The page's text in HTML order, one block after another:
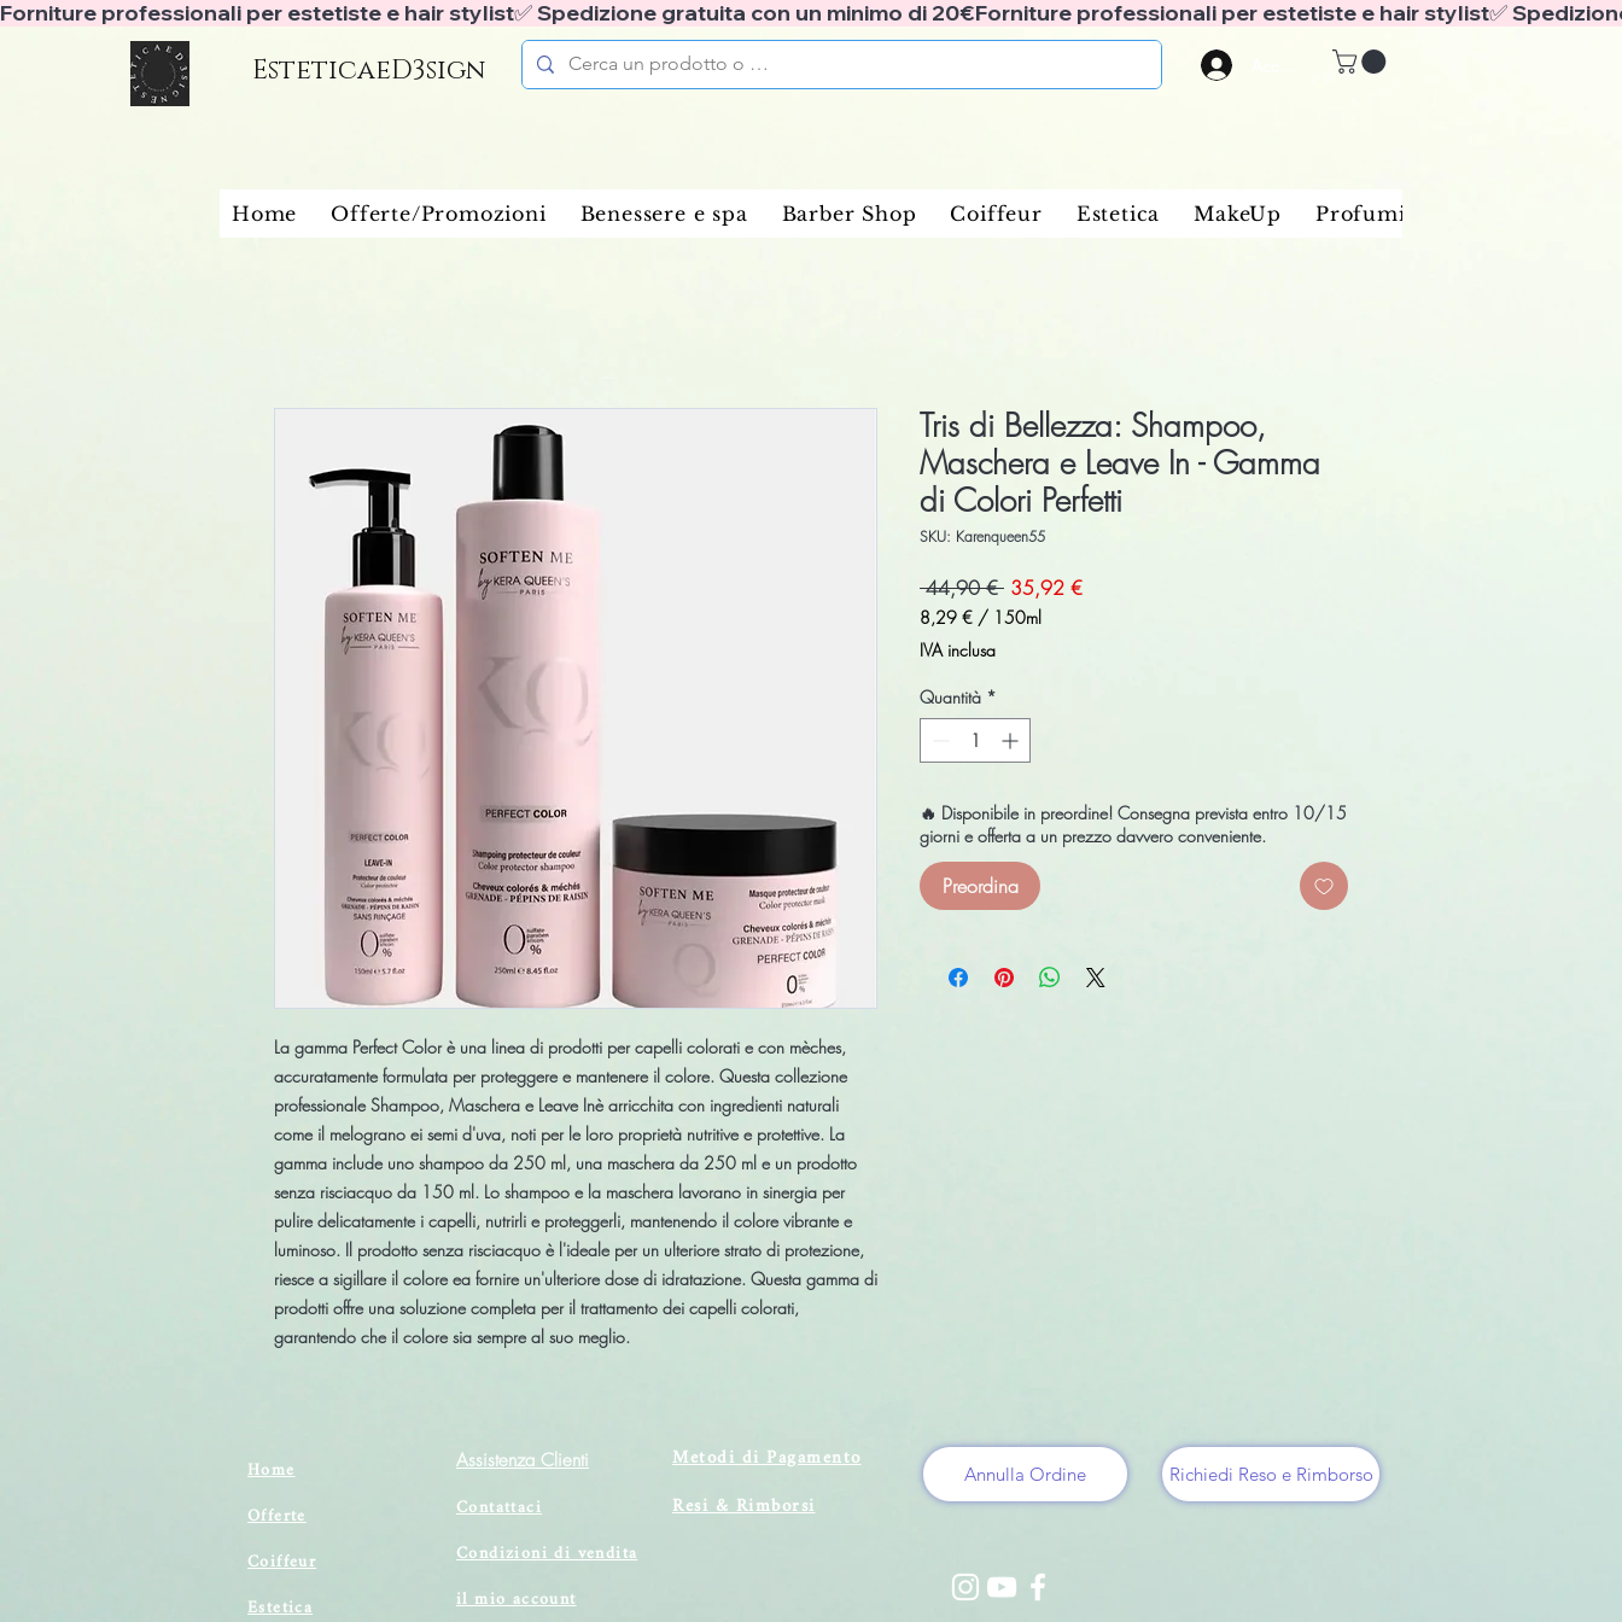
Forniture professionali per estetiste e hair stylist✅ Spedizione gratuita con un minimo di 20€
EsteticaeD3sign
Home Offerte/Promozioni Benessere e spa Barber Shop Coiffeur Estetica MakeUp Profumi
La gamma Perfect Color è una linea di prodotti per capelli colorati e con mèches,
accuratamente formulata per proteggere e mantenere il colore. Questa collezione
professionale Shampoo, Maschera e Leave Inè arricchita con ingredienti naturali
come il melograno ei semi d'uva, noti per le loro proprietà nutritive e protettive. La
gamma include uno shampoo da 250 ml, una maschera da 250 ml e un prodotto
senza risciacquo da 150 ml. Lo shampoo e la maschera lavorano in sinergia per
pulire delicatamente i capelli, nutrirli e proteggerli, mantenendo il colore vibrante e
luminoso. Il prodotto senza risciacquo è l'ideale per un ulteriore strato di protezione,
riesce a sigillare il colore ea fornire un'ulteriore dose di idratazione. Questa gamma di
prodotti offre una soluzione completa per il trattamento dei capelli colorati,
garantendo che il colore sia sempre al suo meglio.
Tris di Bellezza: Shampoo,
Maschera e Leave In - Gamma
di Colori Perfetti
SKU: Karenqueen55
44,90 € Prezzo
regolare
35,92 €Prezzo
8,29 € / 150ml
8,29 €
ogni
150
Millilitri
IVA inclusa
Quantità *
🔥 Disponibile in preordine! Consegna prevista entro 10/15
giorni e offerta a un prezzo davvero conveniente.
Preordina
Home
Offerte
Coiffeur
Estetica
Assistenza Clienti
Contattaci
Condizioni di vendita
il mio account
Metodi di Pagamento
Resi & Rimborsi
Annulla Ordine Richiedi Reso e Rimborso